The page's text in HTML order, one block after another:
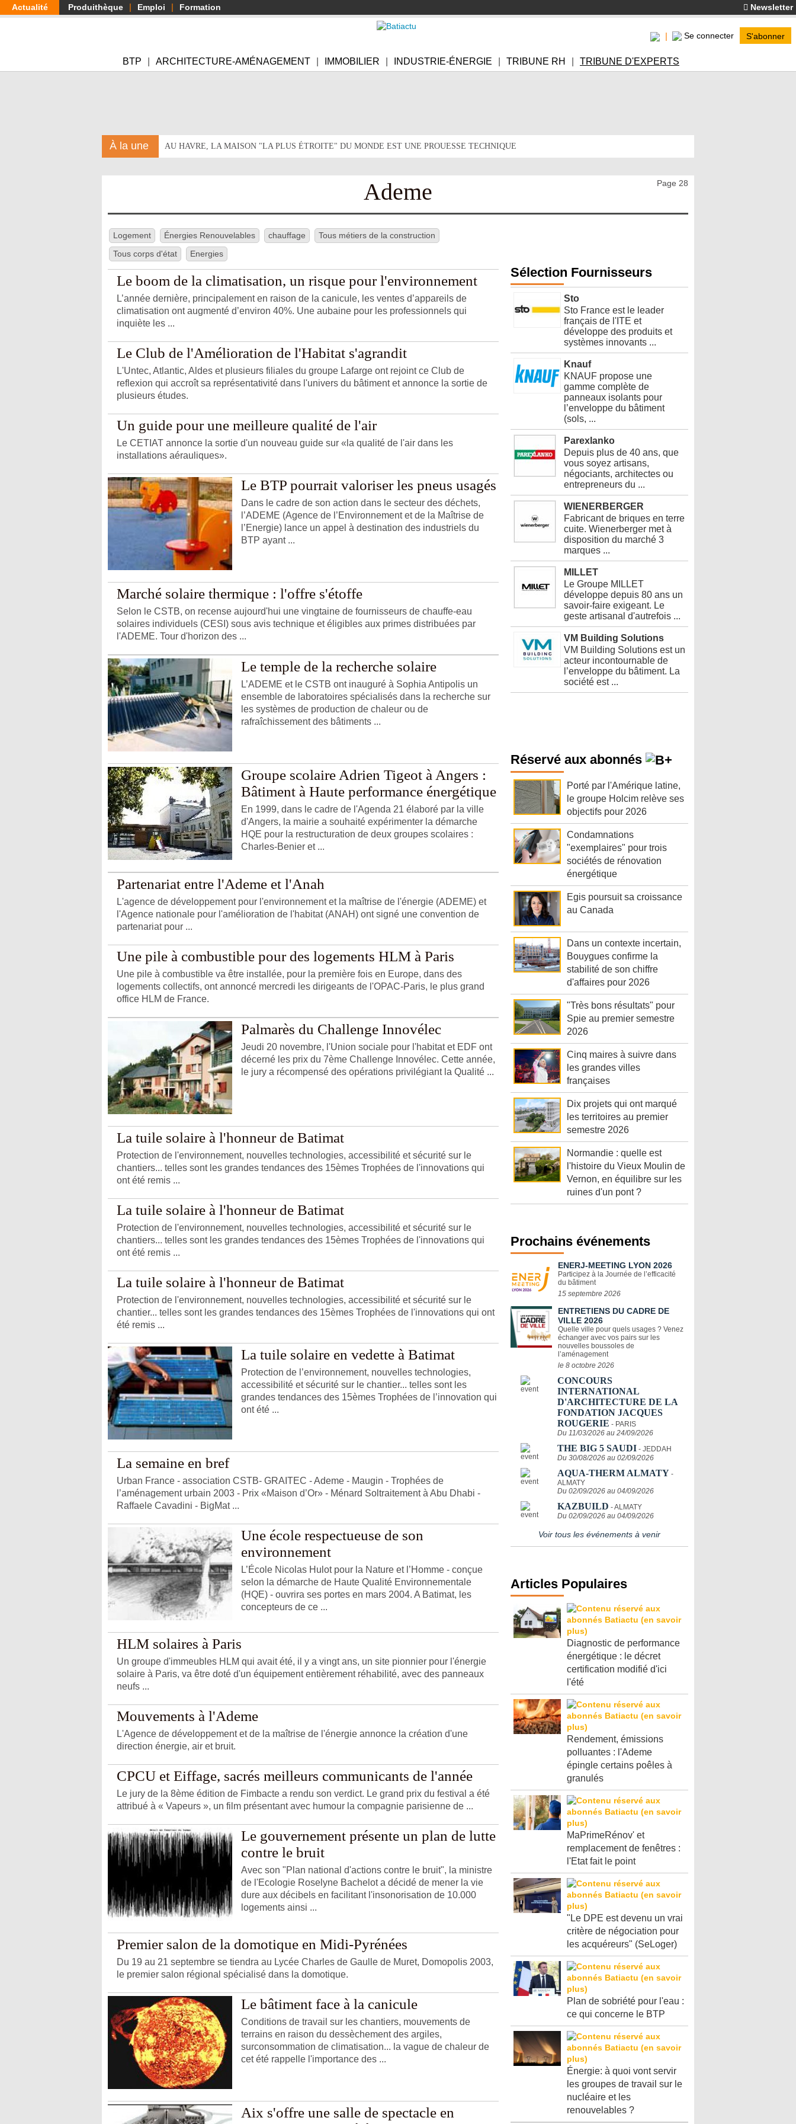
Aller
au
Actualité Produithèque Emploi Formation Newsletter
Se connecter S'abonner
BTP ARCHITECTURE-AMÉNAGEMENT IMMOBILIER INDUSTRIE-ÉNERGIE TRIBUNE RH TRIBUNE D'EXPERTS
À la une AU HAVRE, LA MAISON "LA PLUS ÉTROITE" DU MONDE EST UNE PROUESSE TECHNIQUE
Page 28
Ademe
Logement Énergies Renouvelables chauffage
Tous métiers de la construction
Tous corps d'état
Energies
Le boom de la climatisation, un risque pour l'environnement
L’année dernière, principalement en raison de la canicule, les ventes d’appareils de
climatisation ont augmenté d’environ 40%. Une aubaine pour les professionnels qui
inquiète les ...
Le Club de l'Amélioration de l'Habitat s'agrandit
L'Untec, Atlantic, Aldes et plusieurs filiales du groupe Lafarge ont rejoint ce Club de
reflexion qui accroît sa représentativité dans l'univers du bâtiment et annonce la sortie de
plusieurs études.
Un guide pour une meilleure qualité de l'air
Le CETIAT annonce la sortie d'un nouveau guide sur «la qualité de l'air dans les
installations aérauliques».
Le BTP pourrait valoriser les pneus usagés
Dans le cadre de son action dans le secteur des déchets,
l’ADEME (Agence de l’Environnement et de la Maîtrise de
l’Energie) lance un appel à destination des industriels du
BTP ayant ...
Marché solaire thermique : l'offre s'étoffe
Selon le CSTB, on recense aujourd'hui une vingtaine de fournisseurs de chauffe-eau
solaires individuels (CESI) sous avis technique et éligibles aux primes distribuées par
l'ADEME. Tour d'horizon des ...
Le temple de la recherche solaire
L’ADEME et le CSTB ont inauguré à Sophia Antipolis un
ensemble de laboratoires spécialisés dans la recherche sur
les systèmes de production de chaleur ou de
rafraîchissement des bâtiments ...
Groupe scolaire Adrien Tigeot à Angers :
Bâtiment à Haute performance énergétique
En 1999, dans le cadre de l'Agenda 21 élaboré par la ville
d'Angers, la mairie a souhaité expérimenter la démarche
HQE pour la restructuration de deux groupes scolaires :
Charles-Benier et ...
Partenariat entre l'Ademe et l'Anah
L'agence de développement pour l'environnement et la maîtrise de l'énergie (ADEME) et
l'Agence nationale pour l'amélioration de l'habitat (ANAH) ont signé une convention de
partenariat pour ...
Une pile à combustible pour des logements HLM à Paris
Une pile à combustible va être installée, pour la première fois en Europe, dans des
logements collectifs, ont annoncé mercredi les dirigeants de l'OPAC-Paris, le plus grand
office HLM de France.
Palmarès du Challenge Innovélec
Jeudi 20 novembre, l'Union sociale pour l'habitat et EDF ont
décerné les prix du 7ème Challenge Innovélec. Cette année,
le jury a récompensé des opérations privilégiant la Qualité ...
La tuile solaire à l'honneur de Batimat
Protection de l'environnement, nouvelles technologies, accessibilité et sécurité sur le
chantiers... telles sont les grandes tendances des 15èmes Trophées de l'innovations qui
ont été remis ...
La tuile solaire à l'honneur de Batimat
Protection de l'environnement, nouvelles technologies, accessibilité et sécurité sur le
chantiers... telles sont les grandes tendances des 15èmes Trophées de l'innovations qui
ont été remis ...
La tuile solaire à l'honneur de Batimat
Protection de l'environnement, nouvelles technologies, accessibilité et sécurité sur le
chantier... telles sont les grandes tendances des 15èmes Trophées de l'innovations qui ont
été remis ...
La tuile solaire en vedette à Batimat
Protection de l’environnement, nouvelles technologies,
accessibilité et sécurité sur le chantier... telles sont les
grandes tendances des 15èmes Trophées de l’innovation qui
ont été ...
La semaine en bref
Urban France - association CSTB- GRAITEC - Ademe - Maugin - Trophées de
l’aménagement urbain 2003 - Prix «Maison d’Or» - Ménard Soltraitement à Abu Dhabi -
Raffaele Cavadini - BigMat ...
Une école respectueuse de son
environnement
L’École Nicolas Hulot pour la Nature et l’Homme - conçue
selon la démarche de Haute Qualité Environnementale
(HQE) - ouvrira ses portes en mars 2004. A Batimat, les
concepteurs de ce ...
HLM solaires à Paris
Un groupe d'immeubles HLM qui avait été, il y a vingt ans, un site pionnier pour l'énergie
solaire à Paris, va être doté d'un équipement entièrement réhabilité, avec des panneaux
neufs ...
Mouvements à l'Ademe
L'Agence de développement et de la maîtrise de l'énergie annonce la création d'une
direction énergie, air et bruit.
CPCU et Eiffage, sacrés meilleurs communicants de l'année
Le jury de la 8ème édition de Fimbacte a rendu son verdict. Le grand prix du festival a été
attribué à « Vapeurs », un film présentant avec humour la compagnie parisienne de ...
Le gouvernement présente un plan de lutte
contre le bruit
Avec son "Plan national d'actions contre le bruit", la ministre
de l'Ecologie Roselyne Bachelot a décidé de mener la vie
dure aux décibels en facilitant l'insonorisation de 10.000
logements ainsi ...
Premier salon de la domotique en Midi-Pyrénées
Du 19 au 21 septembre se tiendra au Lycée Charles de Gaulle de Muret, Domopolis 2003,
le premier salon régional spécialisé dans la domotique.
Le bâtiment face à la canicule
Conditions de travail sur les chantiers, mouvements de
terrains en raison du dessèchement des argiles,
surconsommation de climatisation... la vague de chaleur de
cet été rappelle l'importance des ...
Aix s'offre une salle de spectacle en
Sélection Fournisseurs
Sto
Sto France est le leader
français de l'ITE et
développe des produits et
systèmes innovants ...
Knauf
KNAUF propose une
gamme complète de
panneaux isolants pour
l’enveloppe du bâtiment
(sols, ...
Parexlanko
Depuis plus de 40 ans, que
vous soyez artisans,
négociants, architectes ou
entrepreneurs du ...
WIENERBERGER
Fabricant de briques en terre
cuite. Wienerberger met à
disposition du marché 3
marques ...
MILLET
Le Groupe MILLET
développe depuis 80 ans un
savoir-faire exigeant. Le
geste artisanal d'autrefois ...
VM Building Solutions
VM Building Solutions est un
acteur incontournable de
l’enveloppe du bâtiment. La
société est ...
Réservé aux abonnés
Porté par l'Amérique latine,
le groupe Holcim relève ses
objectifs pour 2026
Condamnations
"exemplaires" pour trois
sociétés de rénovation
énergétique
Egis poursuit sa croissance
au Canada
Dans un contexte incertain,
Bouygues confirme la
stabilité de son chiffre
d'affaires pour 2026
"Très bons résultats" pour
Spie au premier semestre
2026
Cinq maires à suivre dans
les grandes villes
françaises
Dix projets qui ont marqué
les territoires au premier
semestre 2026
Normandie : quelle est
l'histoire du Vieux Moulin de
Vernon, en équilibre sur les
ruines d'un pont ?
Prochains événements
ENERJ-MEETING LYON 2026
Participez à la Journée de l’efficacité
du bâtiment
15 septembre 2026
ENTRETIENS DU CADRE DE
VILLE 2026
Quelle ville pour quels usages ? Venez
échanger avec vos pairs sur les
nouvelles boussoles de
l’aménagement
le 8 octobre 2026
CONCOURS
INTERNATIONAL
D'ARCHITECTURE DE LA
FONDATION JACQUES
ROUGERIE - PARIS
Du 11/03/2026 au 24/09/2026
THE BIG 5 SAUDI - JEDDAH
Du 30/08/2026 au 02/09/2026
AQUA-THERM ALMATY -
ALMATY
Du 02/09/2026 au 04/09/2026
KAZBUILD - ALMATY
Du 02/09/2026 au 04/09/2026
Voir tous les événements à venir
Articles Populaires
Diagnostic de performance
énergétique : le décret
certification modifié d'ici
l'été
Rendement, émissions
polluantes : l'Ademe
épingle certains poêles à
granulés
MaPrimeRénov' et
remplacement de fenêtres :
l'Etat fait le point
"Le DPE est devenu un vrai
critère de négociation pour
les acquéreurs" (SeLoger)
Plan de sobriété pour l'eau :
ce qui concerne le BTP
Énergie: à quoi vont servir
les groupes de travail sur le
nucléaire et les
renouvelables ?